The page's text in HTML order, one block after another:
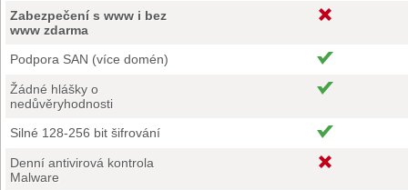
Zabezpečení s www i bez
www zdarma
Podpora SAN (více domén)
Žádné hlášky o
nedůvěryhodnosti
Silné 128-256 bit šifrování
Denní antivirová kontrola
Malware